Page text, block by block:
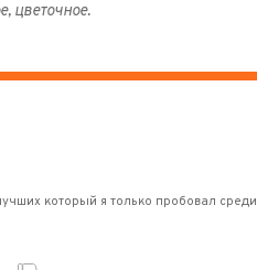
цветочное.
который я только пробовал среди